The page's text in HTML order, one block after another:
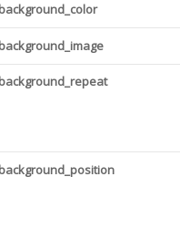
background_color
background_image
background_repeat
background_position